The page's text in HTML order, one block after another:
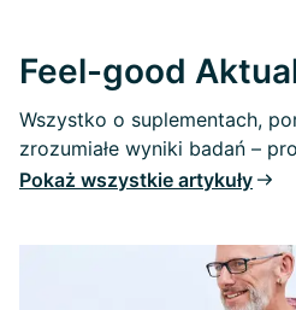
Feel-good
Wszystko o suplementach,
zrozumiałe wyniki badań –
Pokaż wszystkie artykuły